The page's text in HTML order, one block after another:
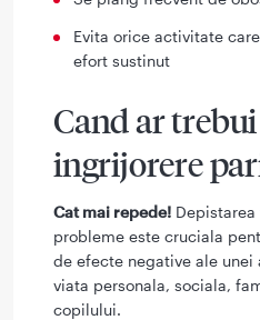
Evita orice activitate
efort sustinut
Cand ar trebui
ingrijorere
Cat mai repede!
probleme este cruciala
de efecte negative ale
viata personala, sociala,
copilului.